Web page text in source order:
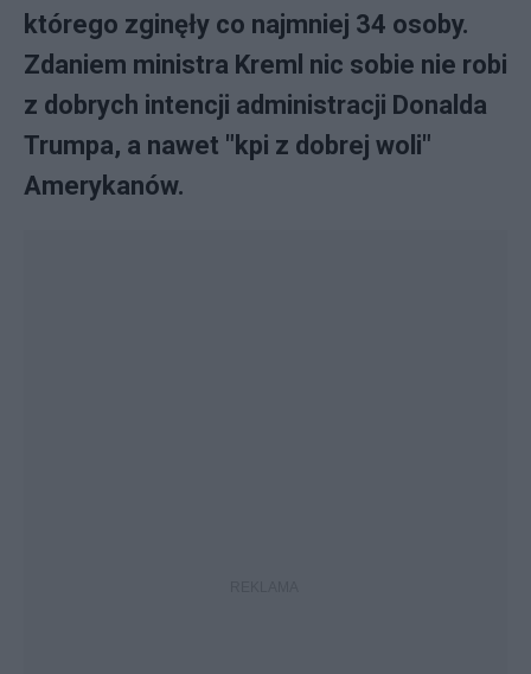
którego zginęły co najmniej 34 osoby.
Zdaniem ministra Kreml nic sobie nie robi
z dobrych intencji administracji Donalda
Trumpa, a nawet "kpi z dobrej woli"
Amerykanów.